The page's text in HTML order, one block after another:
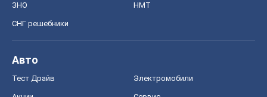
ЗНО НМТ
СНГ решебники
Авто
Тест Драйв Электромобили